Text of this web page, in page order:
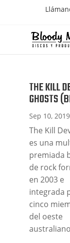
THE KILL
GHOSTS
Sep 10, 2019
The Kill
es una
premiada
de rock
en 2003 e
integrada
cinco
del oeste